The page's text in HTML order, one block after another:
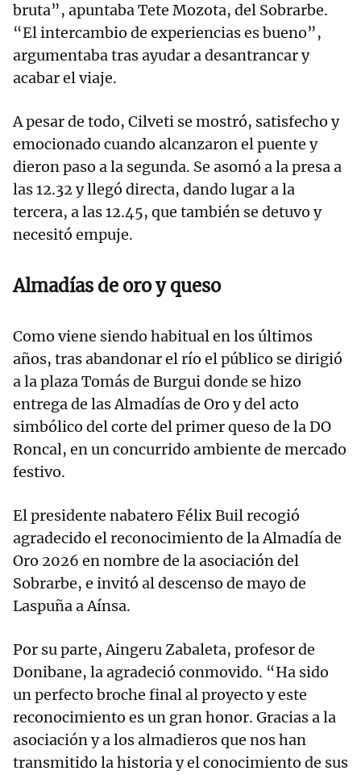
bruta”, apuntaba Tete Mozota, del Sobrarbe.
“El intercambio de experiencias es bueno”,
argumentaba tras ayudar a desantrancar y
acabar el viaje.
A pesar de todo, Cilveti se mostró, satisfecho y
emocionado cuando alcanzaron el puente y
dieron paso a la segunda. Se asomó a la presa a
las 12.32 y llegó directa, dando lugar a la
tercera, a las 12.45, que también se detuvo y
necesitó empuje.
Almadías de oro y queso
Como viene siendo habitual en los últimos
años, tras abandonar el río el público se dirigió
a la plaza Tomás de Burgui donde se hizo
entrega de las Almadías de Oro y del acto
simbólico del corte del primer queso de la DO
Roncal, en un concurrido ambiente de mercado
festivo.
El presidente nabatero Félix Buil recogió
agradecido el reconocimiento de la Almadía de
Oro 2026 en nombre de la asociación del
Sobrarbe, e invitó al descenso de mayo de
Laspuña a Aínsa.
Por su parte, Aingeru Zabaleta, profesor de
Donibane, la agradeció conmovido. “Ha sido
un perfecto broche final al proyecto y este
reconocimiento es un gran honor. Gracias a la
asociación y a los almadieros que nos han
transmitido la historia y el conocimiento de sus